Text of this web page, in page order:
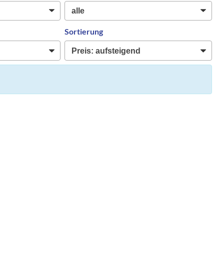
Sortierung